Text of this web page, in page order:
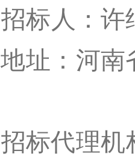
招标 人：许
地址：河南
招标代理机